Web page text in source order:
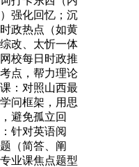
强化回忆；沉
政热点（如黄
改、太忻一体
校每日时政推
点，帮力理论
：对照山西最
问框架，用思
避免孤立回
针对英语阅
（简答、阐
业课焦点题型